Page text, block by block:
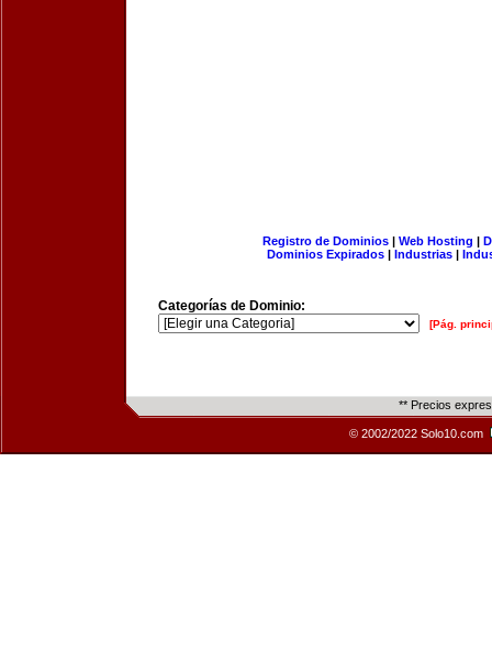
Registro de Dominios| Web Hosting |
Dominios Expirados | Industrias |
Categorías de Dominio:
[Pág.
** Precios
© 2002/2022 Solo10.com